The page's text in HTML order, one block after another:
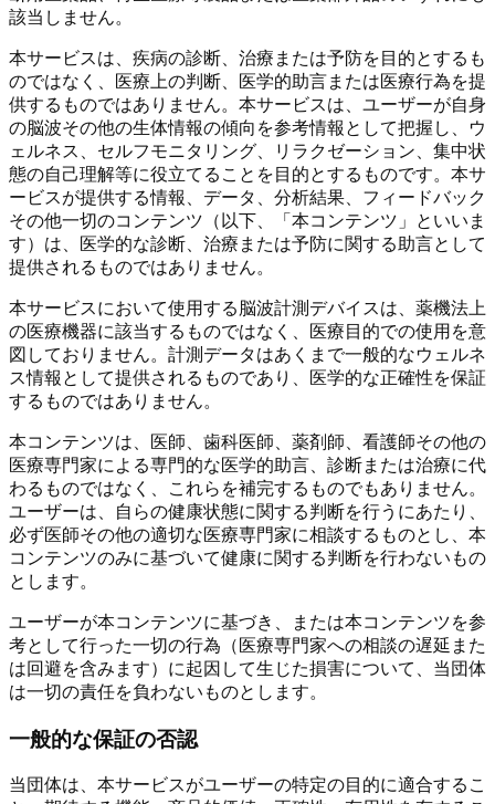
該当しません。
本サービスは、疾病の診断、治療または予防を目的とするも
のではなく、医療上の判断、医学的助言または医療行為を提
供するものではありません。本サービスは、ユーザーが自身
の脳波その他の生体情報の傾向を参考情報として把握し、ウ
ェルネス、セルフモニタリング、リラクゼーション、集中状
態の自己理解等に役立てることを目的とするものです。本サ
ービスが提供する情報、データ、分析結果、フィードバック
その他一切のコンテンツ（以下、「本コンテンツ」といいま
す）は、医学的な診断、治療または予防に関する助言として
提供されるものではありません。
本サービスにおいて使用する脳波計測デバイスは、薬機法上
の医療機器に該当するものではなく、医療目的での使用を意
図しておりません。計測データはあくまで一般的なウェルネ
ス情報として提供されるものであり、医学的な正確性を保証
するものではありません。
本コンテンツは、医師、歯科医師、薬剤師、看護師その他の
医療専門家による専門的な医学的助言、診断または治療に代
わるものではなく、これらを補完するものでもありません。
ユーザーは、自らの健康状態に関する判断を行うにあたり、
必ず医師その他の適切な医療専門家に相談するものとし、本
コンテンツのみに基づいて健康に関する判断を行わないもの
とします。
ユーザーが本コンテンツに基づき、または本コンテンツを参
考として行った一切の行為（医療専門家への相談の遅延また
は回避を含みます）に起因して生じた損害について、当団体
は一切の責任を負わないものとします。
一般的な保証の否認
当団体は、本サービスがユーザーの特定の目的に適合するこ